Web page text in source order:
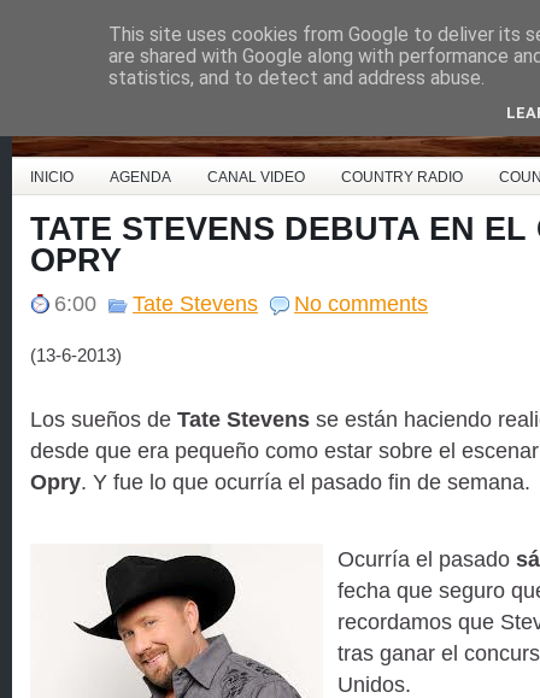
Country Music España
INICIO AGENDA CANAL VIDEO COUNTRY RADIO
TATE STEVENS DEBUTA EN
OPRY
6:00 Tate Stevens No comments
(13-6-2013)
Los sueños de Tate Stevens se están haciendo
desde que era pequeño como estar sobre el
Opry. Y fue lo que ocurría el pasado fin de semana.
Ocurría el pasado
fecha que seguro
recordamos que
tras ganar el
Unidos.
This site uses cookies from Google to deliver its
are shared with Google along with performance
statistics, and to detect and address abuse.